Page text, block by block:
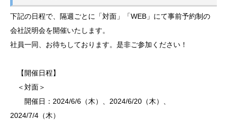
下記の日程で、隔週ごとに「対面」「WEB」にて事前予約制の
会社説明会を開催いたします。
社員一同、お待ちしております。是非ご参加ください！
【開催日程】
＜対面＞
開催日：2024/6/6（木）、2024/6/20（木）、
2024/7/4（木）